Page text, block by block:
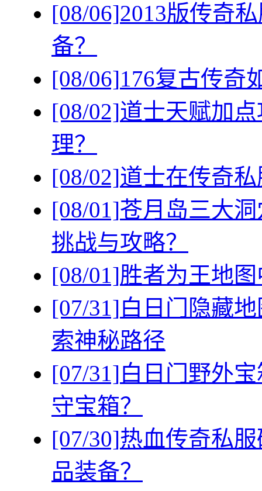
[08/06]2013版传奇
备？
[08/06]176复古传奇
[08/02]道士天赋加
理？
[08/02]道士在传奇
[08/01]苍月岛三大
挑战与攻略？
[08/01]胜者为王地
[07/31]白日门隐藏
索神秘路径
[07/31]白日门野外
守宝箱？
[07/30]热血传奇私
品装备？